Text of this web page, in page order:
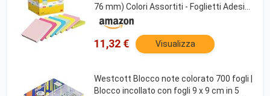
76 mm) Colori Assortiti - Foglietti Adesivi
per Appunti, Elenchi e Promemoria
11,32 € Visualizza
Westcott Blocco note colorato 700 fogli |
Blocco incollato con fogli 9 x 9 cm in 5